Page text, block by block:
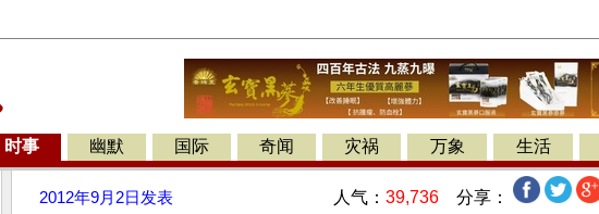
时事 幽默 国际 奇闻 灾祸 万象 生活
2012年9月2日 发表 人气： 39,736 分享：